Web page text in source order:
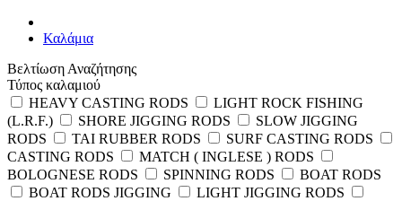
Καλάμια
Βελτίωση Αναζήτησης
Τύπος καλαμιού
HEAVY CASTING RODS
LIGHT ROCK FISHING
(L.R.F.)
SHORE JIGGING RODS
SLOW JIGGING
RODS
TAI RUBBER RODS
SURF CASTING RODS
CASTING RODS
MATCH ( INGLESE ) RODS
BOLOGNESE RODS
SPINNING RODS
BOAT RODS
BOAT RODS JIGGING
LIGHT JIGGING RODS